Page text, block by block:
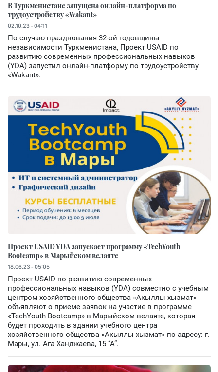
В Туркменистане запущена онлайн-платформа по
трудоустройству «Wakant»
02.10.23 - 04:11
По случаю празднования 32-ой годовщины
независимости Туркменистана, Проект USAID по
развитию современных профессиональных навыков
(YDA) запустил онлайн-платформу по трудоустройству
«Wakant».
Проект USAID YDA запускает программу «TechYouth
Bootcamp» в Марыйском велаяте
18.06.23 - 05:05
Проект USAID по развитию современных
профессиональных навыков (YDA) совместно с учебным
центром хозяйственного общества «Акыллы хызмат»
объявляют о приеме заявок на участие в программе
«TechYouth Bootcamp» в Марыйском велаяте, которая
будет проходить в здании учебного центра
хозяйственного общества «Акыллы хызмат» по адресу: г.
Мары, ул. Ага Ханджаева, 15 “А”.